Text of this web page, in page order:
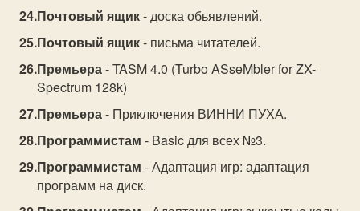
Почтовый ящик- доска обьявлений.
Почтовый ящик- письма читателей.
Премьера- TASM 4.0 (Turbo ASseMbler for ZX-
Spectrum 128k)
Премьера- Приключения ВИННИ ПУХА.
Программистам - Basic для всех №3.
Программистам - Адаптация игр: адаптация
программ на диск.